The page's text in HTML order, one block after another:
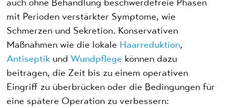
mit Perioden verstärkter Symptome, wie
Schmerzen und Sekretion. Konservativen
Maßnahmen wie die lokale Haarreduktion,
Antiseptik undWundpflege können dazu
beitragen, die Zeit bis zu einem operativen
Eingriff zu überbrücken oder die Bedingungen für
eine spätere Operation zu verbessern: